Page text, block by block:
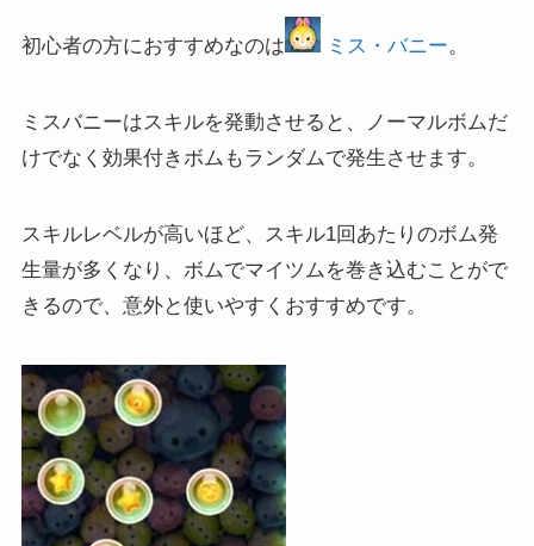
初心者の方におすすめなのは ミス・バニー。
ミスバニーはスキルを発動させると、ノーマルボムだ
けでなく効果付きボムもランダムで発生させます。
スキルレベルが高いほど、スキル1回あたりのボム発
生量が多くなり、ボムでマイツムを巻き込むことがで
きるので、意外と使いやすくおすすめです。